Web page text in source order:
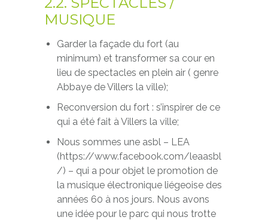
MUSIQUE
Garder la façade du fort (au
minimum) et transformer sa cour en
lieu de spectacles en plein air ( genre
Abbaye de Villers la ville);
Reconversion du fort : s’inspirer de ce
qui a été fait à Villers la ville;
Nous sommes une asbl – LEA
(https://www.facebook.com/leaasbl
/) – qui a pour objet le promotion de
la musique électronique liégeoise des
années 60 à nos jours. Nous avons
une idée pour le parc qui nous trotte